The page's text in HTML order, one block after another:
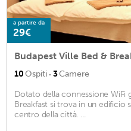
a partire da
29€
Budapest Ville Bed &
10Ospiti · 3Camere
Dotato della connessione WiFi
Breakfast si trova in un edificio
centro della città. ...